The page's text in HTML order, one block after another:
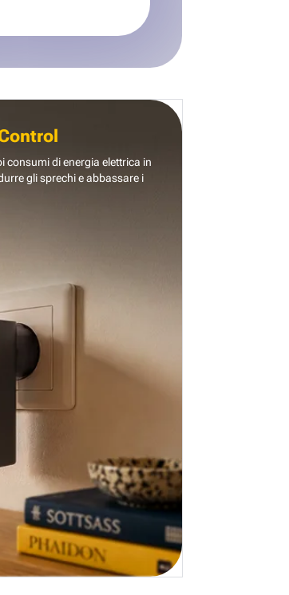
consumi di energia elettrica in
gli sprechi e abbassare i